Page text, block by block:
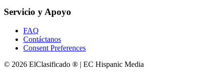
Servicio y Apoyo
FAQ
Contáctanos
Consent Preferences
© 2026 ElClasificado ® | EC Hispanic Media